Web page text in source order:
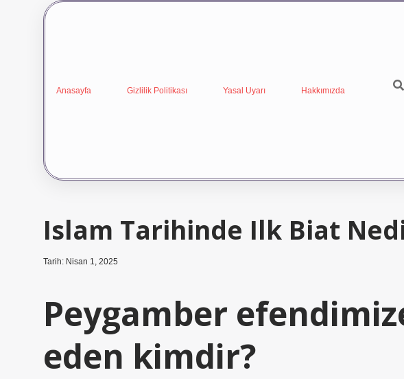
Anasayfa Gizlilik Politikası Yasal Uyarı Hakkımızda
Islam Tarihinde Ilk Biat
Tarih: Nisan 1, 2025
Peygamber
eden kimdir?